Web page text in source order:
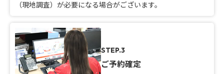
（現地調査）が必要になる場合がございます。
STEP.3
ご予約確定